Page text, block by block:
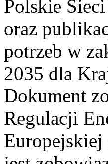
Polskie
oraz
potrzeb w
2035 dla
Dokument
Regulacji
Europejskiej